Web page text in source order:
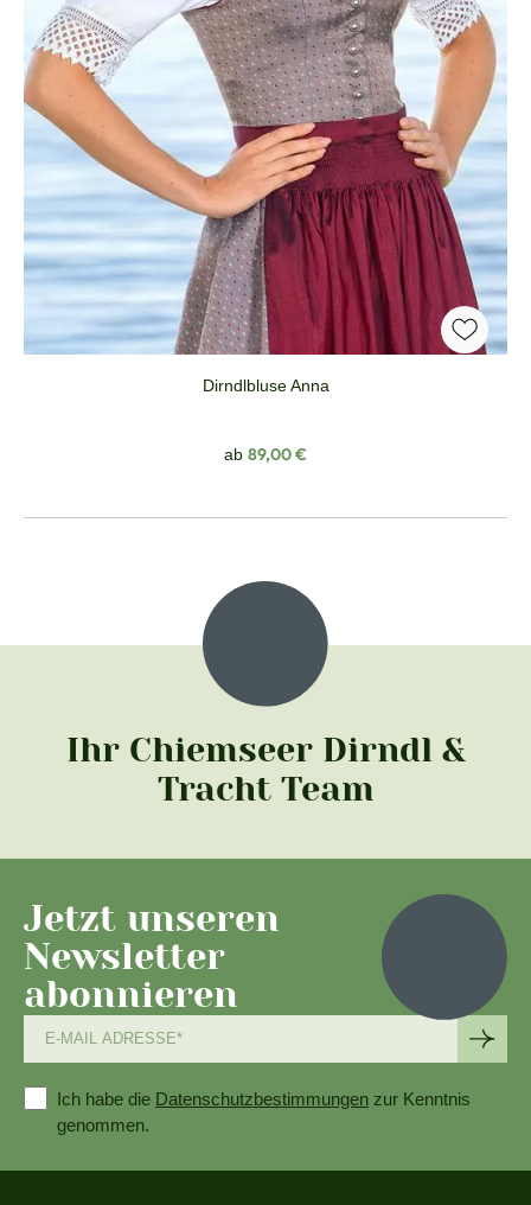
Dirndlbluse Anna
Regulärer Preis:
ab 89,00 €
Ihr Chiemseer Dirndl &
Tracht Team
Jetzt unseren
Newsletter
abonnieren
Ich habe die Datenschutzbestimmungen zur Kenntnis
genommen.